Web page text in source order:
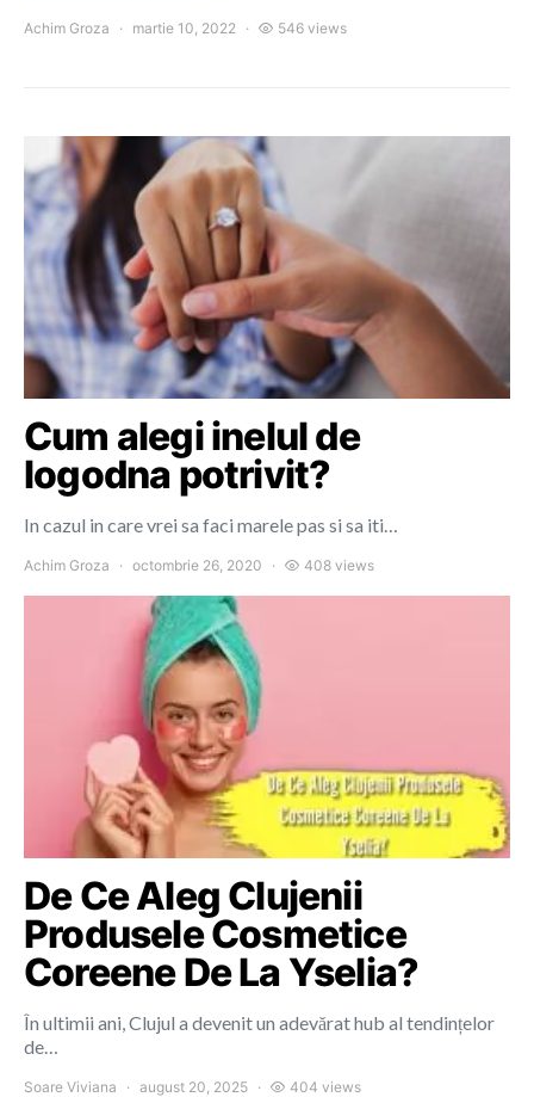
Achim Groza martie 10, 2022 546 views
Cum alegi inelul de
logodna potrivit?
In cazul in care vrei sa faci marele pas si sa iti…
Achim Groza octombrie 26, 2020 408 views
De Ce Aleg Clujenii
Produsele Cosmetice
Coreene De La Yselia?
În ultimii ani, Clujul a devenit un adevărat hub al tendințelor
de…
Soare Viviana august 20, 2025 404 views